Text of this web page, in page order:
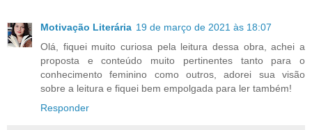
Motivação Literária 19 de março de 2021 às 18:07
Olá, fiquei muito curiosa pela leitura dessa obra, achei a
proposta e conteúdo muito pertinentes tanto para o
conhecimento feminino como outros, adorei sua visão
sobre a leitura e fiquei bem empolgada para ler também!
Responder